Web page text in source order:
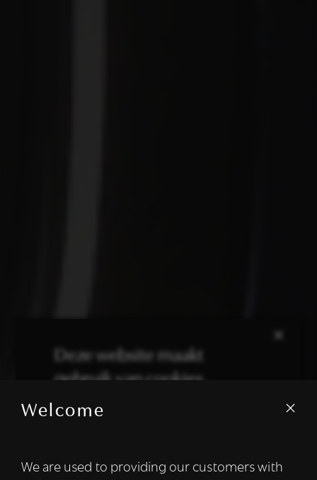
Welcome
We are used to providing our customers with
×
Deze website maakt
gebruik van cookies.
We gebruiken cookies om inhoud en
informatie over uw gebruik van onze site